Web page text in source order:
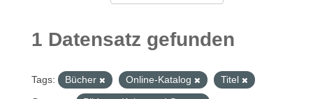
1 Datensatz gefunden
Tags: Bücher Online-Katalog
Titel